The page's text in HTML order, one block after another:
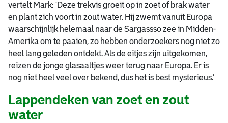
vertelt Mark: ‘Deze trekvis groeit op in zoet of brak water
en plant zich voort in zout water. Hij zwemt vanuit Europa
waarschijnlijk helemaal naar de Sargassso zee in Midden-
Amerika om te paaien, zo hebben onderzoekers nog niet zo
heel lang geleden ontdekt. Als de eitjes zijn uitgekomen,
reizen de jonge glasaaltjes weer terug naar Europa. Er is
nog niet heel veel over bekend, dus het is best mysterieus.’
Lappendeken van zoet en zout
water